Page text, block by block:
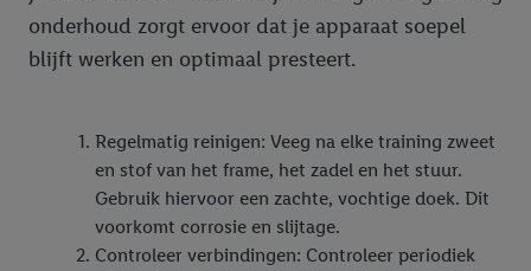
onderhoud zorgt ervoor dat je apparaat soepel
blijft werken en optimaal presteert.
Regelmatig reinigen: Veeg na elke training zweet
en stof van het frame, het zadel en het stuur.
Gebruik hiervoor een zachte, vochtige doek. Dit
voorkomt corrosie en slijtage.
Controleer verbindingen: Controleer periodiek